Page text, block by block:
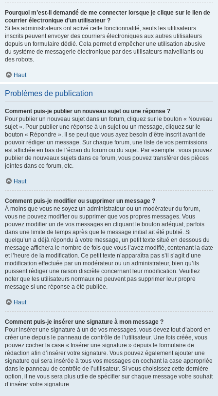
Pourquoi m’est-il demandé de me connecter lorsque je clique sur le lien de
courrier électronique d’un utilisateur ?
Si les administrateurs ont activé cette fonctionnalité, seuls les utilisateurs
inscrits peuvent envoyer des courriers électroniques aux autres utilisateurs
depuis un formulaire dédié. Cela permet d’empêcher une utilisation abusive
du système de messagerie électronique par des utilisateurs malveillants ou
des robots.
Haut
Problèmes de publication
Comment puis-je publier un nouveau sujet ou une réponse ?
Pour publier un nouveau sujet dans un forum, cliquez sur le bouton « Nouveau
sujet ». Pour publier une réponse à un sujet ou un message, cliquez sur le
bouton « Répondre ». Il se peut que vous ayez besoin d’être inscrit avant de
pouvoir rédiger un message. Sur chaque forum, une liste de vos permissions
est affichée en bas de l’écran du forum ou du sujet. Par exemple : vous pouvez
publier de nouveaux sujets dans ce forum, vous pouvez transférer des pièces
jointes dans ce forum, etc.
Haut
Comment puis-je modifier ou supprimer un message ?
À moins que vous ne soyez un administrateur ou un modérateur du forum,
vous ne pouvez modifier ou supprimer que vos propres messages. Vous
pouvez modifier un de vos messages en cliquant le bouton adéquat, parfois
dans une limite de temps après que le message initial ait été publié. Si
quelqu’un a déjà répondu à votre message, un petit texte situé en dessous du
message affichera le nombre de fois que vous l’avez modifié, contenant la date
et l’heure de la modification. Ce petit texte n’apparaîtra pas s’il s’agit d’une
modification effectuée par un modérateur ou un administrateur, bien qu’ils
puissent rédiger une raison discrète concernant leur modification. Veuillez
noter que les utilisateurs normaux ne peuvent pas supprimer leur propre
message si une réponse a été publiée.
Haut
Comment puis-je insérer une signature à mon message ?
Pour insérer une signature à un de vos messages, vous devez tout d’abord en
créer une depuis le panneau de contrôle de l’utilisateur. Une fois créée, vous
pouvez cocher la case « Insérer une signature » depuis le formulaire de
rédaction afin d’insérer votre signature. Vous pouvez également ajouter une
signature qui sera insérée à tous vos messages en cochant la case appropriée
dans le panneau de contrôle de l’utilisateur. Si vous choisissez cette dernière
option, il ne vous sera plus utile de spécifier sur chaque message votre souhait
d’insérer votre signature.